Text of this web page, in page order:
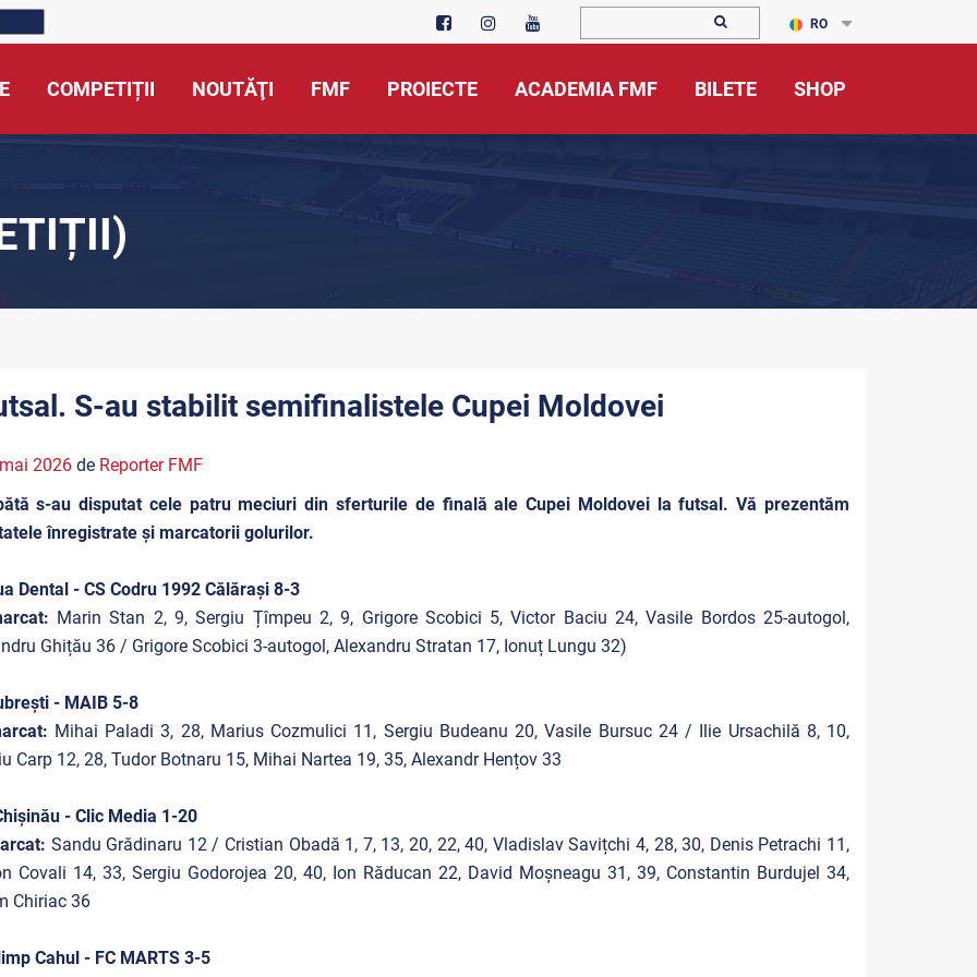
RO
COMPETIȚII NOUTĂŢI FMF PROIECTE ACADEMIA FMF BILETE SHOP
S-au stabilit semifinalistele Cupei Moldovei
2026de Reporter FMF
s-au disputat cele patru meciuri din sferturile de finală ale Cupei Moldovei la futsal. Vă prezentăm
înregistrate și marcatorii golurilor.
Dental - CS Codru 1992 Călărași 8-3
Marin Stan 2, 9, Sergiu Țîmpeu 2, 9, Grigore Scobici 5, Victor Baciu 24, Vasile Bordos 25-autogol,
Ghițău 36 / Grigore Scobici 3-autogol, Alexandru Stratan 17, Ionuț Lungu 32)
- MAIB 5-8
Mihai Paladi 3, 28, Marius Cozmulici 11, Sergiu Budeanu 20, Vasile Bursuc 24 / Ilie Ursachilă 8, 10,
Carp 12, 28, Tudor Botnaru 15, Mihai Nartea 19, 35, Alexandr Hențov 33
- Clic Media 1-20
Sandu Grădinaru 12 / Cristian Obadă 1, 7, 13, 20, 22, 40, Vladislav Savițchi 4, 28, 30, Denis Petrachi 11,
Covali 14, 33, Sergiu Godorojea 20, 40, Ion Răducan 22, David Moșneagu 31, 39, Constantin Burdujel 34,
Chiriac 36
Cahul - FC MARTS 3-5